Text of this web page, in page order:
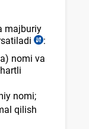
majburiy
b.,
AV
roʻyхat
:
nomi va
nomi;
qilish